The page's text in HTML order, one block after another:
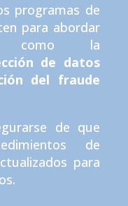
programas de
para abordar
como la
de datos
del fraude
de que
de
para